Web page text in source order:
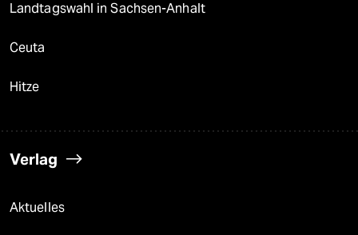
Landtagswahl in Sachsen-Anhalt
Ceuta
Hitze
Verlag
Aktuelles